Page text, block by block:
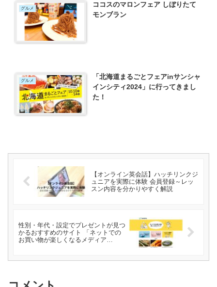
グルメ
ココスのマロンフェア しぼりたて
モンブラン
グルメ
「北海道まるごとフェアinサンシャ
インシティ2024」に行ってきまし
た！
【オンライン英会話】ハッチリンクジ
ュニアを実際に体験 会員登録～レッ
スン内容を分かりやすく解説
性別・年代・設定でプレゼントが見つ
かるおすすめのサイト 「ネットでの
お買い物が楽しくなるメディア